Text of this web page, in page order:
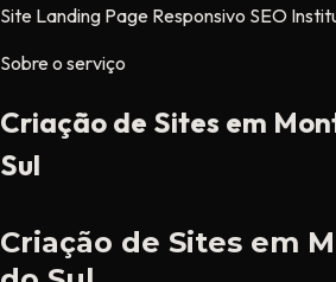
Site Landing Page Responsivo SEO
Sobre o serviço
Criação de Sites em
Sul
Criação de Sites em